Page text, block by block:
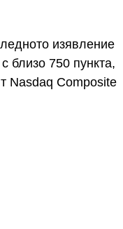
изявление
близо 750 пункта,
Nasdaq Composite